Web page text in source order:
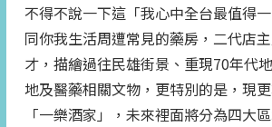
不得不說一下這「我心中全台最值得
同你我生活周遭常見的藥房，二代店
才，描繪過往民雄街景、重現70年代
地及醫藥相關文物，更特別的是，現
「一樂酒家」，未來裡面將分為四大